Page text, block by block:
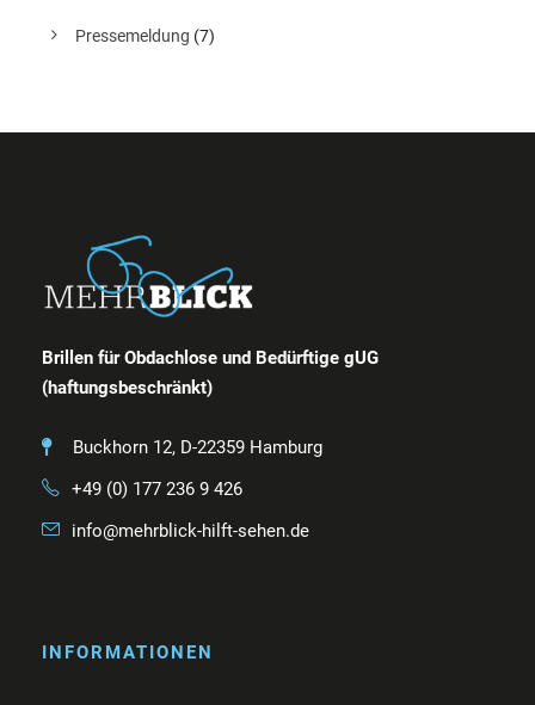
Pressemeldung (7)
Brillen für Obdachlose und Bedürftige gUG
(haftungsbeschränkt)
Buckhorn 12, D-22359 Hamburg
+49 (0) 177 236 9 426
info@mehrblick-hilft-sehen.de
INFORMATIONEN